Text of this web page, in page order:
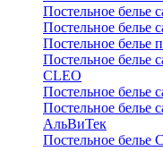
Постельное белье
Постельное белье
Постельное белье
Постельное белье
CLEO
Постельное белье
Постельное белье
АльВиТек
Постельное белье